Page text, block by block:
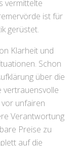
vermittelte
ist für
gerüstet.
Klarheit und
Schon
über die
vertrauensvolle
unfairen
Verantwortung
Preise zu
auf die